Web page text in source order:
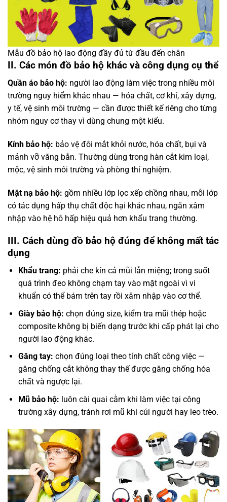
Mẫu đồ bảo hộ lao động đầy đủ từ đầu đến chân
II. Các món đồ bảo hộ khác và công dụng cụ thể
Quần áo bảo hộ: người lao động làm việc trong nhiều môi
trường nguy hiểm khác nhau — hóa chất, cơ khí, xây dựng,
y tế, vệ sinh môi trường — cần được thiết kế riêng cho từng
nhóm nguy cơ thay vì dùng chung một kiểu.
Kính bảo hộ: bảo vệ đôi mắt khỏi nước, hóa chất, bụi và
mảnh vỡ văng bắn. Thường dùng trong hàn cắt kim loại,
mộc, vệ sinh môi trường và phòng thí nghiệm.
Mặt nạ bảo hộ: gồm nhiều lớp lọc xếp chồng nhau, mỗi lớp
có tác dụng hấp thụ chất độc hại khác nhau, ngăn xâm
nhập vào hệ hô hấp hiệu quả hơn khẩu trang thường.
III. Cách dùng đồ bảo hộ đúng để không mất tác
dụng
Khẩu trang: phải che kín cả mũi lẫn miệng; trong suốt
quá trình đeo không chạm tay vào mặt ngoài vì vi
khuẩn có thể bám trên tay rồi xâm nhập vào cơ thể.
Giày bảo hộ: chọn đúng size, kiểm tra mũi thép hoặc
composite không bị biến dạng trước khi cấp phát lại cho
người lao động khác.
Găng tay: chọn đúng loại theo tính chất công việc —
găng chống cắt không thay thế được găng chống hóa
chất và ngược lại.
Mũ bảo hộ: luôn cài quai cằm khi làm việc tại công
trường xây dựng, tránh rơi mũ khi cúi người hay leo trèo.